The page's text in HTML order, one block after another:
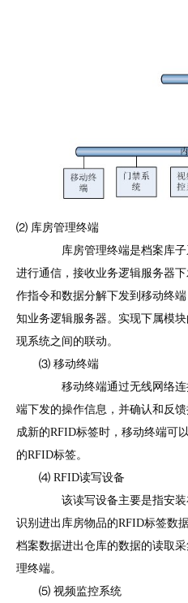
⑵ 库房管理终端
库房管理终端是档案库子
进行通信，接收业务逻辑服务器
作指令和数据分解下发到移动终
知业务逻辑服务器。实现下属模
现系统之间的联动。
⑶ 移动终端
移动终端通过无线网络连
端下发的操作信息，并确认和反
成新的RFID标签时，移动终端可
的RFID标签。
⑷ RFID读写设备
该读写设备主要是指安装
识别进出库房物品的RFID标签数
档案数据进出仓库的数据的读取
理终端。
⑸ 视频监控系统